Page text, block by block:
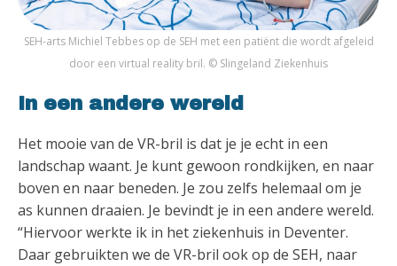
SEH-arts Michiel Tebbes op de SEH met een patiënt die wordt afgeleid
door een virtual reality bril. © Slingeland Ziekenhuis
In een andere wereld
Het mooie van de VR-bril is dat je je echt in een
landschap waant. Je kunt gewoon rondkijken, en naar
boven en naar beneden. Je zou zelfs helemaal om je
as kunnen draaien. Je bevindt je in een andere wereld.
“Hiervoor werkte ik in het ziekenhuis in Deventer.
Daar gebruikten we de VR-bril ook op de SEH, naar